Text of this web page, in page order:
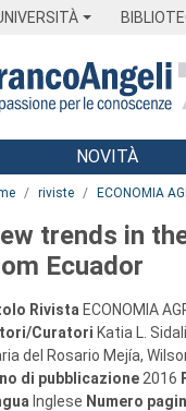
NOVITÀ
riviste ECONOMIA
trends in
Ecuador
Rivista ECONOMIA
Curatori Katia L.
del Rosario Mejía,
di pubblicazione 2016
Inglese Numero